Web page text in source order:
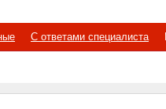
С ответами специалиста